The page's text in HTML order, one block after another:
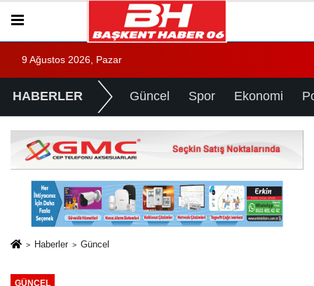
9 Ağustos 2026, Pazar
HABERLER Güncel Spor Ekonomi
Haberler Güncel
GÜNCEL